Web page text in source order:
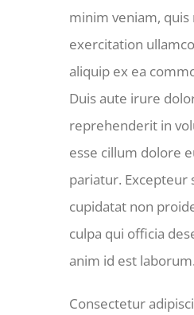
minim veniam, quis
exercitation
aliquip ex ea
Duis aute irure
reprehenderit in
esse cillum dolore
pariatur. Excepteur
cupidatat non
culpa qui officia
anim id est laborum.
Consectetur